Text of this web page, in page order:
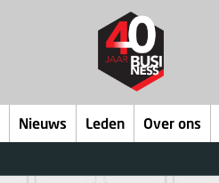
Nieuws Leden Over ons